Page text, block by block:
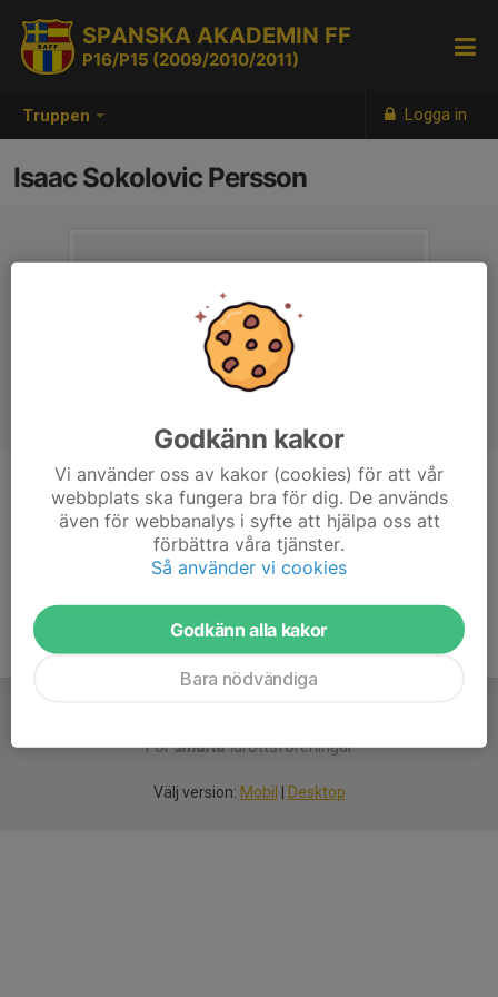
Truppen Logga in
SPANSKA AKADEMIN FF
P16/P15 (2009/2010/2011)
Isaac Sokolovic Persson
Titel
Ass. Tränare
Ålder
21 år
Försmartaidrottsföreningar
Välj version: Mobil Desktop
Godkänn kakor
Vi använder oss av kakor (cookies) för att vår
webbplats ska fungera bra för dig. De används
även för webbanalys i syfte att hjälpa oss att
förbättra våra tjänster.
Så använder vi cookies
Godkänn alla kakor
Bara nödvändiga